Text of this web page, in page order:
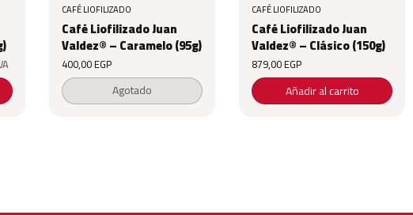
price
EGP.
CAFÉ LIOFILIZADO
Café Liofilizado Juan
Valdez® – Caramelo (95g)
Original price
was:
660,00 EGP.
400,00EGPCurrent price
is:
400,00 EGP.
Agotado
CAFÉ LIOFILIZADO
Café Liofilizado Juan
Valdez® – Clásico (150g)
879,00EGP
Añadir al carrito